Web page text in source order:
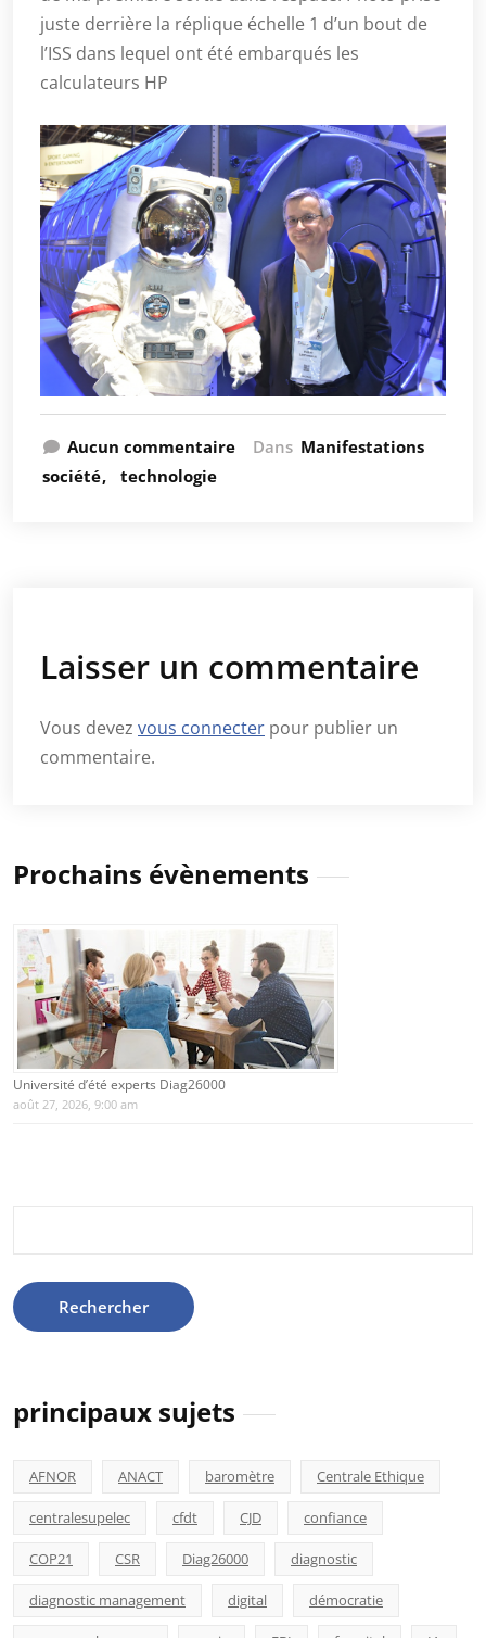
juste derrière la réplique échelle 1 d’un bout de
l’ISS dans lequel ont été embarqués les
calculateurs HP
Aucun commentaire Dans Manifestations
société
technologie
Laisser un commentaire
Vous devez vous connecter pour publier un
commentaire.
Prochains évènements
Université d’été experts Diag26000
août 27, 2026, 9:00 am
principaux sujets
AFNOR ANACT baromètre Centrale Ethique
centralesupelec cfdt CJD confiance
COP21 CSR Diag26000 diagnostic
diagnostic management digital démocratie